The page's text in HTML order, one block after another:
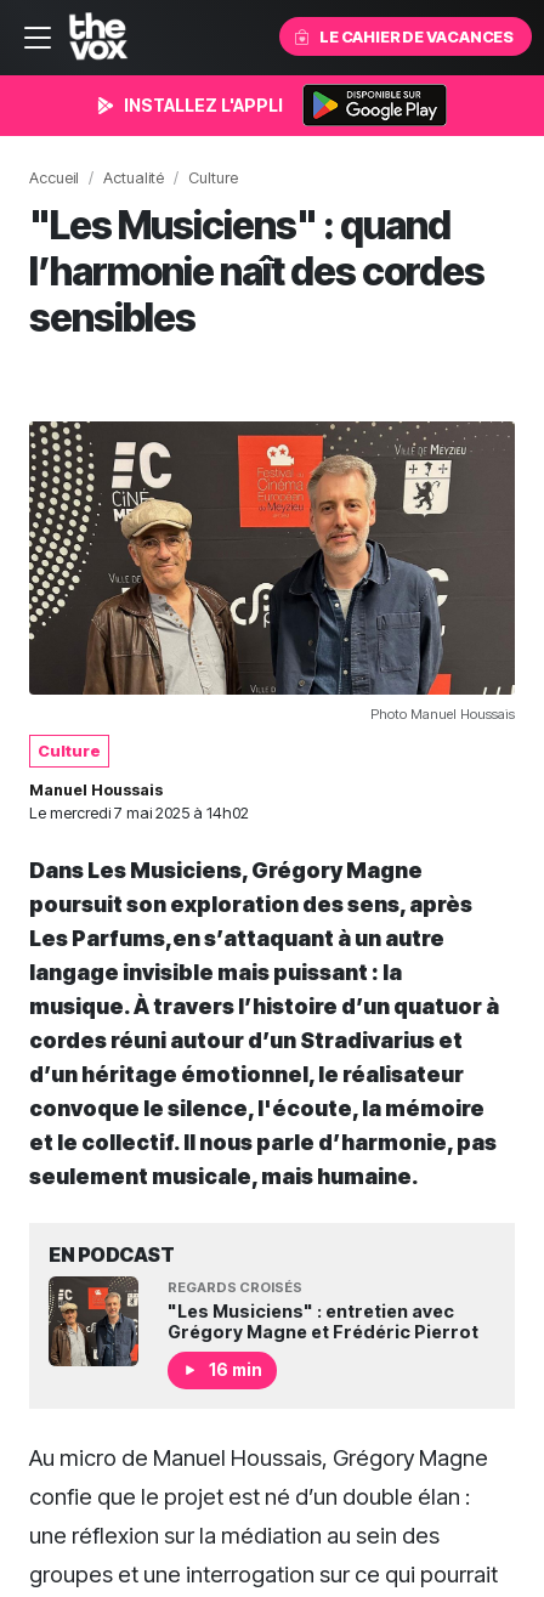
LE CAHIER DE VACANCES
INSTALLEZ L'APPLI
Accueil Actualité Culture
"Les Musiciens" : quand
l’harmonie naît des cordes
sensibles
Photo Manuel Houssais
Culture
Manuel Houssais
Le mercredi 7 mai 2025 à 14h02
Dans Les Musiciens, Grégory Magne
poursuit son exploration des sens, après
Les Parfums,en s’attaquant à un autre
langage invisible mais puissant : la
musique. À travers l’histoire d’un quatuor à
cordes réuni autour d’un Stradivarius et
d’un héritage émotionnel, le réalisateur
convoque le silence, l'écoute, la mémoire
et le collectif. Il nous parle d’harmonie, pas
seulement musicale, mais humaine.
EN PODCAST
REGARDS CROISÉS
"Les Musiciens" : entretien avec
Grégory Magne et Frédéric Pierrot
16 min
Au micro de Manuel Houssais, Grégory Magne
confie que le projet est né d’un double élan :
une réflexion sur la médiation au sein des
groupes et une interrogation sur ce qui pourrait